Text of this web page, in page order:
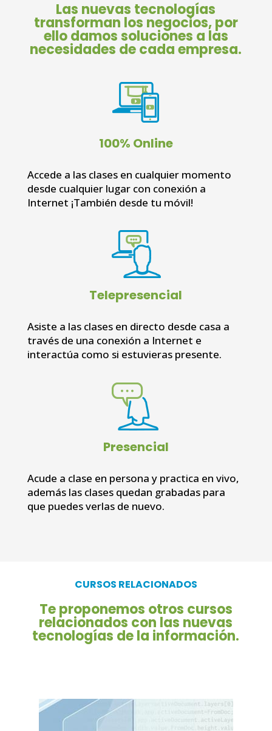
Las nuevas tecnologías
transforman los negocios,por
ello damos soluciones a las
necesidades de cada empresa.
100% Online
Accede a las clases en cualquier momento
desde cualquier lugar con conexión a
Internet ¡También desde tu móvil!
Telepresencial
Asiste a las clases en directo desde casa a
través de una conexión a Internet e
interactúa como si estuvieras presente.
Presencial
Acude a clase en persona y practica en vivo,
además las clases quedan grabadas para
que puedes verlas de nuevo.
CURSOS RELACIONADOS
Te proponemos otros cursos
relacionados con las nuevas
tecnologías de la información.